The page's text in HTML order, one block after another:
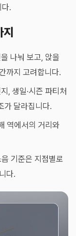
.
나눠 보고, 앉을
까지 고려합니다.
, 생일·시즌 파티처
가 달라집니다.
역에서의 거리와
기준은 지점별로
다.